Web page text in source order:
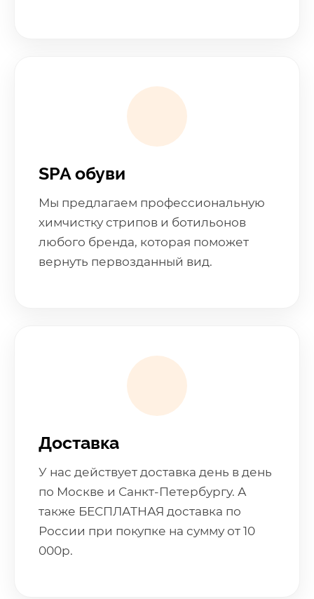
SPA обуви
Мы предлагаем профессиональную
химчистку стрипов и ботильонов
любого бренда, которая поможет
вернуть первозданный вид.
Доставка
У нас действует доставка день в день
по Москве и Санкт-Петербургу. А
также БЕСПЛАТНАЯ доставка по
России при покупке на сумму от 10
000р.